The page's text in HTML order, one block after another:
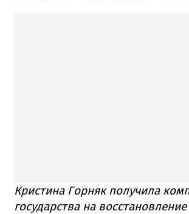
Кристина Горняк получила
государства на